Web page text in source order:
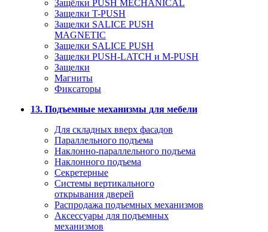
Защёлки PUSH MECHANICAL
Защелки T-PUSH
Защелки SALICE PUSH
MAGNETIC
Защелки SALICE PUSH
Защелки PUSH-LATCH и M-PUSH
Защелки
Магниты
Фиксаторы
13. Подъемные механизмы для мебели
Для складных вверх фасадов
Параллельного подъема
Наклонно-параллельного подъема
Наклонного подъема
Секретерные
Системы вертикального
открывания дверей
Распродажа подъемных механизмов
Аксессуары для подъемных
механизмов